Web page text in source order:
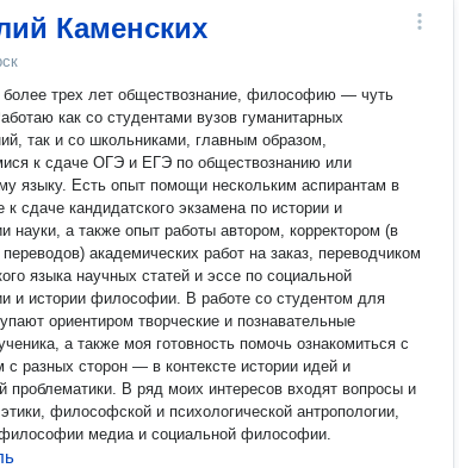
Каменских
трех лет обществознание, философию — чуть
как со студентами вузов гуманитарных
так и со школьниками, главным образом,
к сдаче ОГЭ и ЕГЭ по обществознанию или
нескольким аспирантам в
к сдаче кандидатского экзамена по истории и
науки, а также опыт работы автором, корректором (в
академических работ на заказ, переводчиком
языка научных статей и эссе по социальной
и истории философии. В работе со студентом для
ориентиром творческие и познавательные
а также моя готовность помочь ознакомиться с
с разных сторон — в контексте истории идей и
проблематики. В ряд моих интересов входят вопросы и
философской и психологической антропологии,
философии медиа и социальной философии.